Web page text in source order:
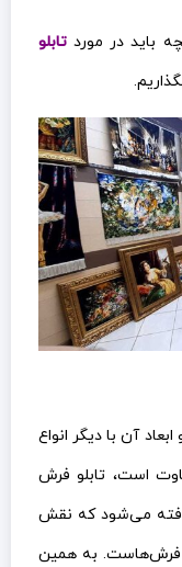
باید در مورد تابلو
آن با دیگر انواع
است، تابلو فرش
می‌شود که نقش
فرش‌هاست. به همین